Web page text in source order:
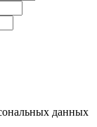
данных